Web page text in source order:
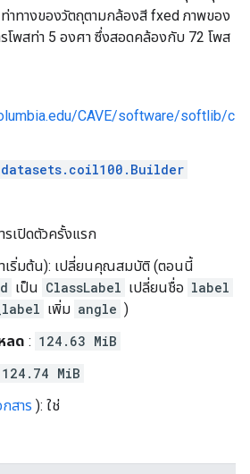
าทางของวัตถุตามกล้องสี fxed ภาพของ
รโพสท่า 5 องศา ซึ่งสอดคล้องกับ 72 โพส
CAVE/software/softlib/c
รเปิดตัวครั้งแรก
เริ่มต้น): เปลี่ยนคุณสมบัติ (ตอนนี้
เป็น ClassLabel เปลี่ยนชื่อ label
เพิ่ม angle )
ลด : 124.63 MiB
124.74 MiB
กสาร ): ใช่